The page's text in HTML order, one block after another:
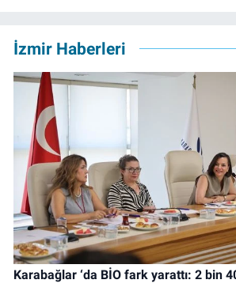
İzmir Haberleri
Karabağlar ‘da BİO fark yarattı: 2 bin